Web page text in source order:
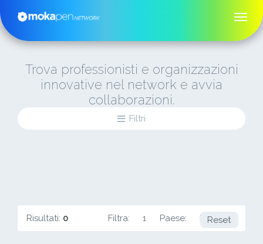
Trova professionisti e organizzazioni
innovative nel network e avvia
collaborazioni.
Filtri
Risultati: 0 Filtra: 1 Paese: FRReset